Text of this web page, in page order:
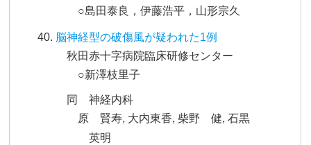
○島田泰良，伊藤浩平，山形宗久
脳神経型の破傷風が疑われた1例
秋田赤十字病院臨床研修センター
○新澤枝里子
同 神経内科
原 賢寿, 大内東香, 柴野 健, 石黒
英明